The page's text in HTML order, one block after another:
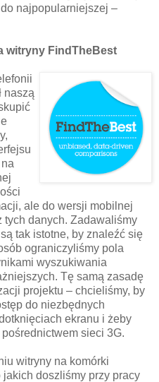
najpopularniejszej –
witryny FindTheBest
naszą
ale do wersji mobilnej
tych danych. Zadawaliśmy
tak istotne, by znaleźć się
ograniczyliśmy pola
wyszukiwania
Tę samą zasadę
projektu – chcieliśmy, by
do niezbędnych
ekranu i żeby
pośrednictwem sieci 3G.
witryny na komórki
doszliśmy przy pracy